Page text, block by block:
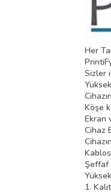
Her
Sizler
Köşe
Ekran
Cihaz
Şeffaf
1.